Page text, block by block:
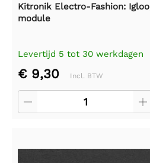
Kitronik Electro-Fashion:
module
Levertijd 5 tot 30 werkdagen
€ 9,30 Incl. BTW